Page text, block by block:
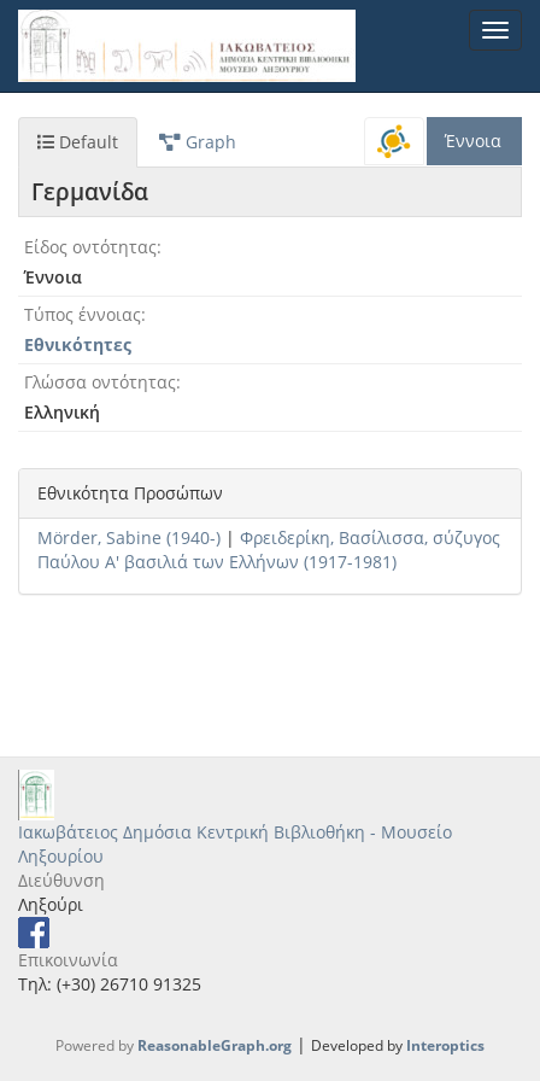
Παράκαμψη
προς
κυρίως
Default Graph Έννοια
Γερμανίδα
Είδος οντότητας
Έννοια
Τύπος έννοιας
Εθνικότητες
Γλώσσα οντότητας
Ελληνική
Εθνικότητα Προσώπων
Mörder, Sabine (1940-) | Φρειδερίκη, Βασίλισσα, σύζυγος
Παύλου Α' βασιλιά των Ελλήνων (1917-1981)
Ιακωβάτειος Δημόσια Κεντρική Βιβλιοθήκη - Μουσείο
Ληξουρίου
Διεύθυνση
Ληξούρι
Επικοινωνία
Τηλ: (+30) 26710 91325
Powered by ReasonableGraph.org | Developed by Interoptics